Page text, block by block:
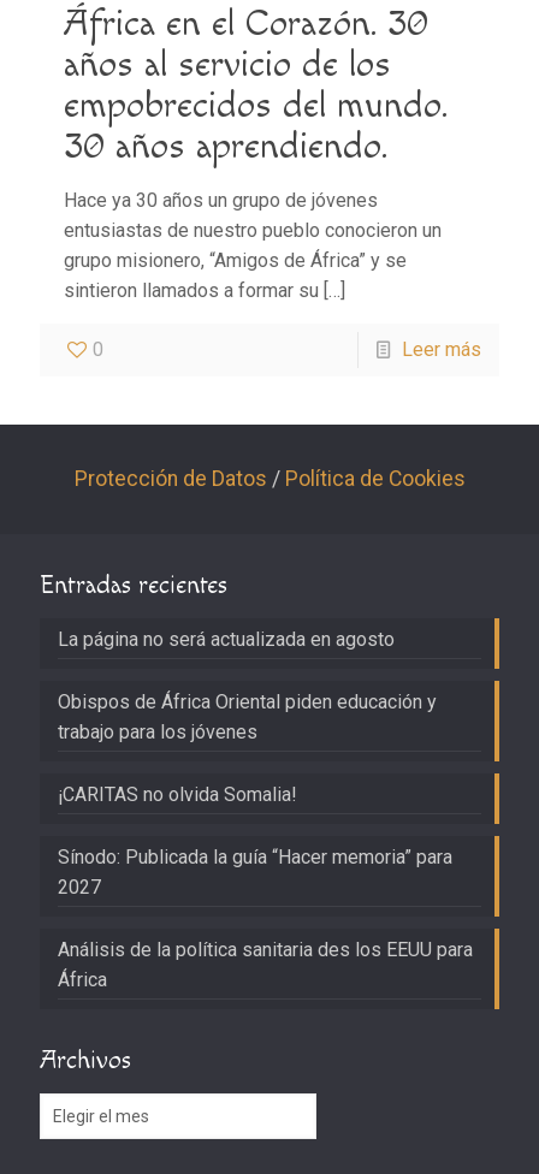
África en el Corazón. 30
años al servicio de los
empobrecidos del mundo.
30 años aprendiendo.
Hace ya 30 años un grupo de jóvenes
entusiastas de nuestro pueblo conocieron un
grupo misionero, “Amigos de África” y se
sintieron llamados a formar su […]
0 Leer más
Protección de Datos / Política de Cookies
Entradas recientes
La página no será actualizada en agosto
Obispos de África Oriental piden educación y
trabajo para los jóvenes
¡CARITAS no olvida Somalia!
Sínodo: Publicada la guía “Hacer memoria” para
2027
Análisis de la política sanitaria des los EEUU para
África
Archivos
Archivos